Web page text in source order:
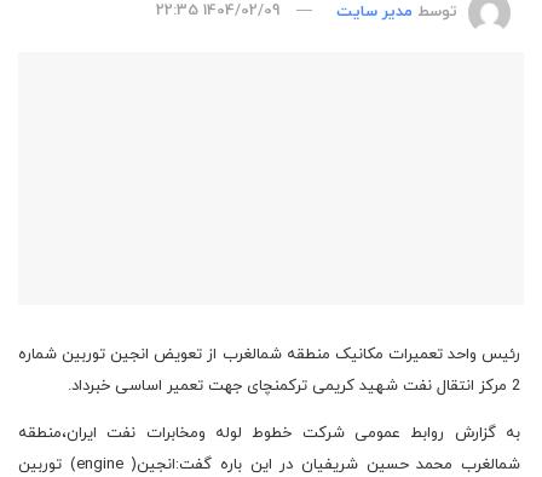
توسط مدیر سایت 1404/02/09 22:35
رئیس واحد تعمیرات مکانیک منطقه شمالغرب از تعویض انجین توربین شماره
2 مرکز انتقال نفت شهید کریمی ترکمنچای جهت تعمیر اساسی خبرداد.
به گزارش روابط عمومی شرکت خطوط لوله ومخابرات نفت ایران،منطقه
شمالغرب محمد حسین شریفیان در این باره گفت:انجین( engine) توربین